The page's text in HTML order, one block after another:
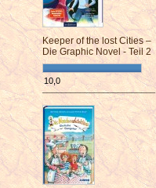
Keeper of the lost Cities –
Die Graphic Novel - Teil 2
10,0
¯¯¯¯¯¯¯¯¯¯¯¯¯¯¯¯¯¯¯¯¯¯¯¯